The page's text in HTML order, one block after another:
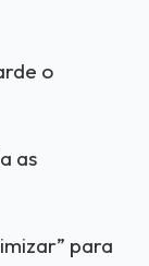
o
as
para